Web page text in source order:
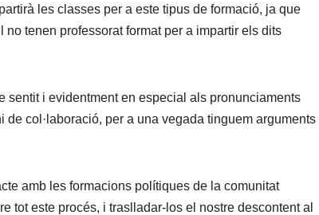
les classes per a este tipus de formació, ja que
tenen professorat format per a impartir els dits
sentit i evidentment en especial als pronunciaments
de col·laboració, per a una vegada tinguem arguments
amb les formacions polítiques de la comunitat
tot este procés, i traslladar-los el nostre descontent al